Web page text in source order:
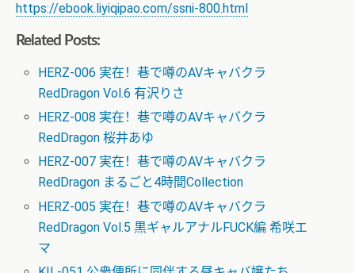
https://ebook.liyiqipao.com/ssni-800.html
Related Posts:
HERZ-006 実在！巷で噂のAVキャバクラ
RedDragon Vol.6 有沢りさ
HERZ-008 実在！巷で噂のAVキャバクラ
RedDragon 桜井あゆ
HERZ-007 実在！巷で噂のAVキャバクラ
RedDragon まるごと4時間Collection
HERZ-005 実在！巷で噂のAVキャバクラ
RedDragon Vol.5 黒ギャルアナルFUCK編 希咲エ
マ